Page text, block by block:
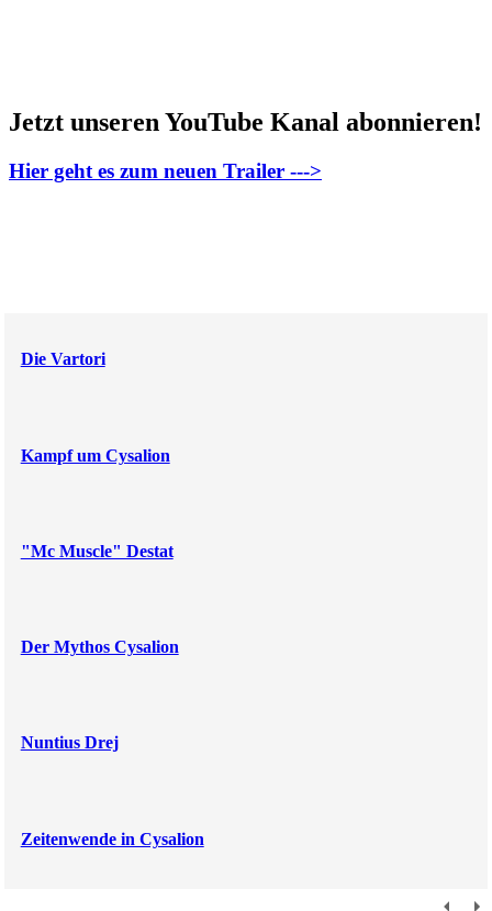
Jetzt unseren YouTube Kanal abonnieren!
Hier geht es zum neuen Trailer --->
Die Vartori
Kampf um Cysalion
"Mc Muscle" Destat
Der Mythos Cysalion
Nuntius Drej
Zeitenwende in Cysalion